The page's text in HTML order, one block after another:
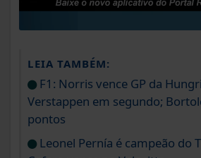
LEIA TAMBÉM:
F1: Norris vence GP da
Verstappen em segundo;
pontos
Leonel Pernía é campeão do